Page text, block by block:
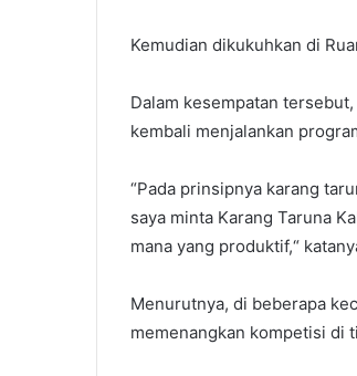
Kemudian dikukuhkan di
Dalam kesempatan
kembali menjalankan
“Pada prinsipnya karang
saya minta Karang Taruna
mana yang produktif,“
Menurutnya, di beberapa
memenangkan kompetisi di